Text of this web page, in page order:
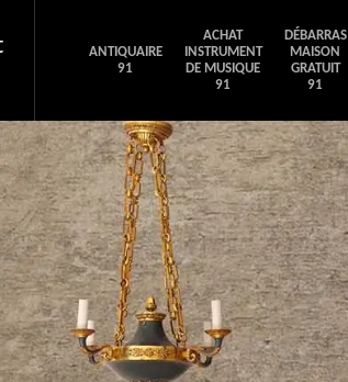
ANTIQUAIRE
91
ACHAT
INSTRUMENT
DE MUSIQUE
91
DÉBARRAS
MAISON
GRATUIT
91